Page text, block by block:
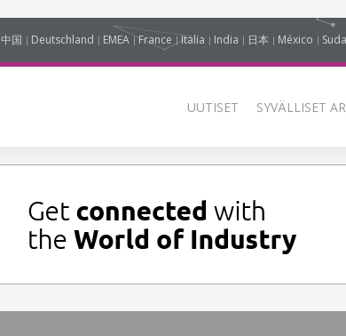
中国 Deutschland EMEA France Italia India 日本 México
UUTISET SYVÄLLISET